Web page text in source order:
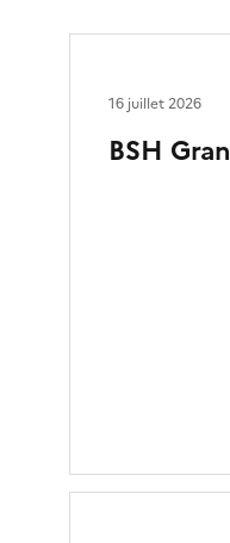
BSH
16 juillet 2026